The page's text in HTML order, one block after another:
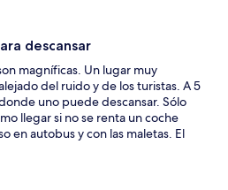
descansar
magníficas. Un lugar muy
del ruido y de los turistas. A 5
uno puede descansar. Sólo
llegar si no se renta un coche
en autobus y con las maletas. El